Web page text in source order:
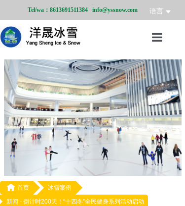
Tel/wa：8613691511384 info@yssnow.com 语言
首页
冰雪产品
冰雪业务
冰雪案例
冰雪新闻
关于我们
 首页
冰雪案例
新闻 - 倒计时200天！“十四冬”全民健身系列活动启动